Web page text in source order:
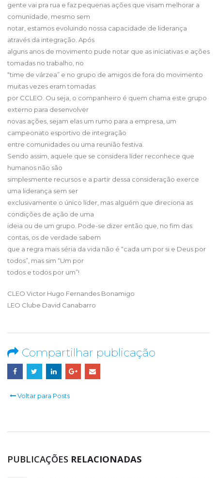
gente vai pra rua e faz pequenas ações que visam melhorar a
comunidade, mesmo sem
notar, estamos evoluindo nossa capacidade de liderança
através da integração. Após
alguns anos de movimento pude notar que as iniciativas e ações
tomadas no trabalho, no
“time de várzea” e no grupo de amigos de fora do movimento
muitas vezes eram tomadas
por CCLEO. Ou seja, o companheiro é quem chama este grupo
externo para desenvolver
novas ações, sejam elas um rumo para a empresa, um
campeonato esportivo de integração
entre comunidades ou uma reunião festiva.
Sendo assim, aquele que se considera líder reconhece que
humanos não são
simplesmente recursos e a partir dessa consideração exerce
uma liderança sem ser
exclusivamente o único líder, mas alguém que direciona as
condições de ação de uma
ideia ou de um grupo. Pode-se dizer então que, no fim das
contas, os de verdade sabem
que a regra mais séria da vida não é “cada um por si e Deus por
todos”, mas sim “Um por
todos e todos por um”!
CLEO Victor Hugo Fernandes Bonamigo
LEO Clube David Canabarro
Compartilhar publicação
Voltar para Posts
PUBLICAÇÕES RELACIONADAS